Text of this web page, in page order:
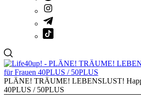
PLÄNE! TRÄUME! LEBENSLUST!
40PLUS / 50PLUS